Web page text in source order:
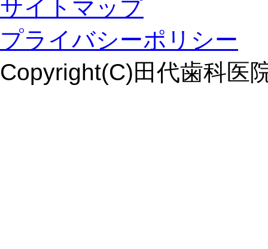
サイトマップ
プライバシーポリシー
Copyright(C)田代歯科医